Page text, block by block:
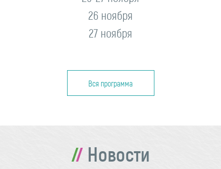
26 ноября
27 ноября
Вся программа
Новости